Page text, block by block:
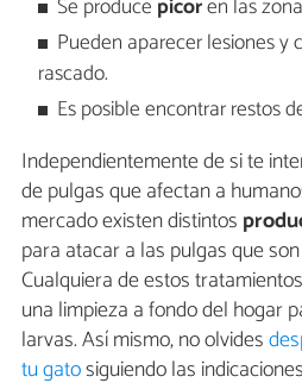
Se produce picoren las
Pueden aparecer lesiones y
rascado.
Es posible encontrar restos
Independientemente de si te
de pulgas que afectan a
mercado existen distintos
para atacar a las pulgas que
Cualquiera de estos
una limpieza a fondo del hogar
larvas. Así mismo, no olvides
tu gatosiguiendo las